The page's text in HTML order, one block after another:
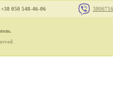
+38 050 548-46-06